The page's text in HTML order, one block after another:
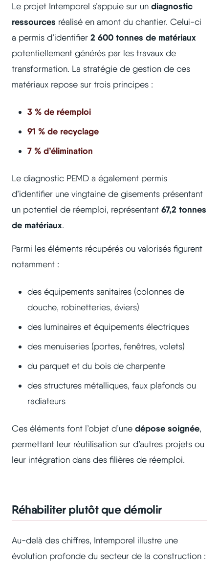
Le projet Intemporel s’appuie sur un diagnostic
ressources réalisé en amont du chantier. Celui-ci
a permis d’identifier 2 600 tonnes de matériaux
potentiellement générés par les travaux de
transformation. La stratégie de gestion de ces
matériaux repose sur trois principes :
3 % de réemploi
91 % de recyclage
7 % d’élimination
Le diagnostic PEMD a également permis
d’identifier une vingtaine de gisements présentant
un potentiel de réemploi, représentant 67,2 tonnes
de matériaux.
Parmi les éléments récupérés ou valorisés figurent
notamment :
des équipements sanitaires (colonnes de
douche, robinetteries, éviers)
des luminaires et équipements électriques
des menuiseries (portes, fenêtres, volets)
du parquet et du bois de charpente
des structures métalliques, faux plafonds ou
radiateurs
Ces éléments font l’objet d’une dépose soignée,
permettant leur réutilisation sur d’autres projets ou
leur intégration dans des filières de réemploi.
Réhabiliter plutôt que démolir
Au-delà des chiffres, Intemporel illustre une
évolution profonde du secteur de la construction :